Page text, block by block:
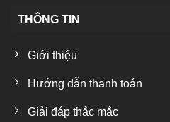
THÔNG TIN
Giới thiệu
Hướng dẫn thanh toán
Giải đáp thắc mắc